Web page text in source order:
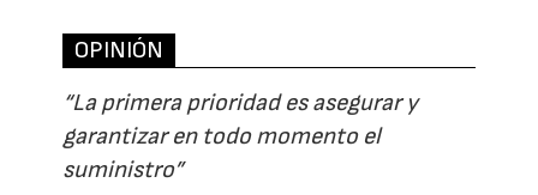
OPINIÓN
“La primera prioridad es asegurar y
garantizar en todo momento el
suministro”